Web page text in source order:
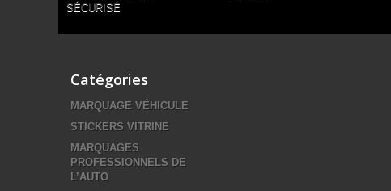
SÉCURISÉ
Catégories
MARQUAGE VÉHICULE
STICKERS VITRINE
MARQUAGES
PROFESSIONNELS DE
L’AUTO